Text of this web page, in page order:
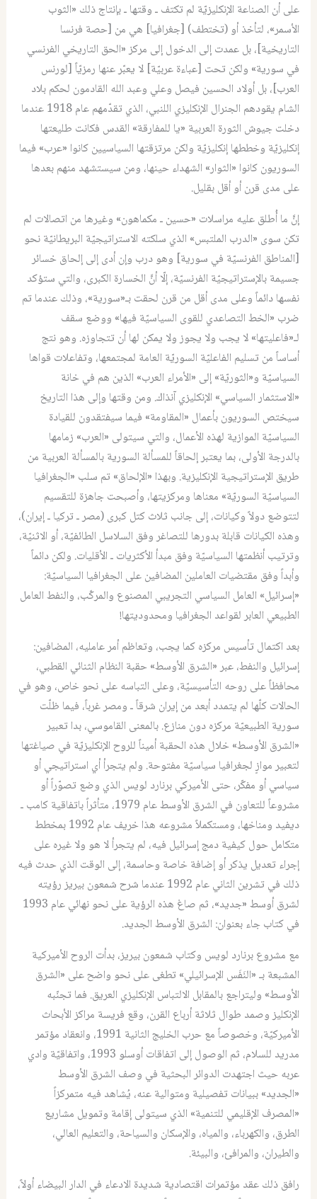
على أن الصناعة الإنكليزيّة لم تكتف ـ وقتها ـ بإنتاج ذلك «الثوب
الأسمر»، لتأخذ أو (تختطف) [جغرافيا] هي من [حصة فرنسا
التاريخية]، بل عمدت إلى الدخول إلى مركز «الحق التاريخي الفرنسي
في سورية» ولكن تحت [عباءة عربيّة] لا يعبّر عنها رمزيّاً [لورنس
العرب]، بل أولاد الحسين فيصل وعلي وعبد الله القادمون لحكم بلاد
الشام يقودهم الجنرال الإنكليزي اللنبي، الذي تقدّمهم عام 1918 عندما
دخلت جيوش الثورة العربية «يا للمفارقة» القدس فكانت طليعتها
إنكليزيّة وخططها إنكليزيّة ولكن مرتزقتها السياسيين كانوا «عرب» فيما
السوريون كانوا «الثوار» الشهداء حينها، ومن سيستشهد منهم بعدها
على مدى قرن أو أقل بقليل.
إنَّ ما أُطلق عليه مراسلات «حسين ـ مكماهون» وغيرها من اتصالات لم
تكن سوى «الدرب الملتبس» الذي سلكته الاستراتيجيّة البريطانيّة نحو
[المناطق الفرنسيّة في سورية] وهو درب وإن أدى إلى إلحاق خسائر
جسيمة بالإستراتيجيّة الفرنسيّة، إلّا أنَّ الخسارة الكبرى، والتي ستؤكد
نفسها دائماً وعلى مدى أقل من قرن لحقت بـ«سورية»، وذلك عندما تم
ضرب «الخط التصاعدي للقوى السياسيّة فيها» ووضع سقف
لـ«فاعليتها» لا يجب ولا يجوز ولا يمكن لها أن تتجاوزه. وهو نتج
أساساً من تسليم الفاعليّة السوريّة العامة لمجتمعها، وتفاعلات قواها
السياسيّة و«الثوريّة» إلى «الأمراء العرب» الذين هم في خانة
«الاستثمار السياسي» الإنكليزي آنذاك. ومن وقتها وإلى هذا التاريخ
سيختص السوريون بأعمال «المقاومة» فيما سيفتقدون للقيادة
السياسيّة الموازية لهذه الأعمال، والتي سيتولى «العرب» زمامها
بالدرجة الأولى، بما يعتبر إلحاقاً للمسألة السورية بالمسألة العربية من
طريق الإستراتيجية الإنكليزية. وبهذا «الإلحاق» تم سلب «الجغرافيا
السياسيّة السوريّة» معناها ومركزيتها، وأصبحت جاهزة للتقسيم
لتتوضع دولاً وكيانات، إلى جانب ثلاث كتل كبرى (مصر ـ تركيا ـ إيران)،
وهذه الكيانات قابلة بدورها للتصاغر وفق السلاسل الطائفيّة، أو الاثنيّة،
وترتيب أنظمتها السياسيّة وفق مبدأ الأكثريات ـ الأقليات. ولكن دائماً
وأبداً وفق مقتضيات العاملين المضافين على الجغرافيا السياسيّة:
«إسرائيل» العامل السياسي التجريبي المصنوع والمركّب، والنفط العامل
الطبيعي العابر لقواعد الجغرافيا ومحدوديتها!
بعد اكتمال تأسيس مركزه كما يجب، وتعاظم أمر عامليه، المضافين:
إسرائيل والنفط، عبر «الشرق الأوسط» حقبة النظام الثنائي القطبي،
محافظاً على روحه التأسيسيّة، وعلى التباسه على نحو خاص، وهو في
الحالات كلّها لم يتمدد أبعد من إيران شرقاً ـ ومصر غرباً، فيما ظلّت
سورية الطبيعيّة مركزه دون منازع. بالمعنى القاموسي، بدا تعبير
«الشرق الأوسط» خلال هذه الحقبة أميناً للروح الإنكليزيّة في صياغتها
لتعبير موازٍ لجغرافيا سياسيّة مفتوحة. ولم يتجرأ أي استراتيجي أو
سياسي أو مفكّر، حتى الأميركي برنارد لويس الذي وضع تصوّراً أو
مشروعاً للتعاون في الشرق الأوسط عام 1979، متأثراً باتفاقية كامب ـ
ديفيد ومناخها، ومستكملاً مشروعه هذا خريف عام 1992 بمخطط
متكامل حول كيفية دمج إسرائيل فيه، لم يتجرأ لا هو ولا غيره على
إجراء تعديل يذكر أو إضافة خاصة وحاسمة، إلى الوقت الذي حدث فيه
ذلك في تشرين الثاني عام 1992 عندما شرح شمعون بيريز رؤيته
لشرق أوسط «جديد»، ثم صاغ هذه الرؤية على نحو نهائي عام 1993
في كتاب جاء بعنوان: الشرق الأوسط الجديد.
مع مشروع برنارد لويس وكتاب شمعون بيريز، بدأت الروح الأميركية
المشبعة بـ «النَفَس الإسرائيلي» تطغى على نحو واضح على «الشرق
الأوسط» وليتراجع بالمقابل الالتباس الإنكليزي العريق. فما تجنّبه
الإنكليز وصمد طوال ثلاثة أرباع القرن، وقع فريسة مراكز الأبحاث
الأميركيّة، وخصوصاً مع حرب الخليج الثانية 1991، وانعقاد مؤتمر
مدريد للسلام، ثم الوصول إلى اتفاقات أوسلو 1993، واتفاقيّة وادي
عربه حيث اجتهدت الدوائر البحثية في وصف الشرق الأوسط
«الجديد» ببيانات تفصيلية ومتوالية عنه، يُشاهد فيه متمركزاً
«المصرف الإقليمي للتنمية» الذي سيتولى إقامة وتمويل مشاريع
الطرق، والكهرباء، والمياه، والإسكان والسياحة، والتعليم العالي،
والطيران، والمرافئ، والبيئة.
رافق ذلك عقد مؤتمرات اقتصادية شديدة الادعاء في الدار البيضاء أولاً،